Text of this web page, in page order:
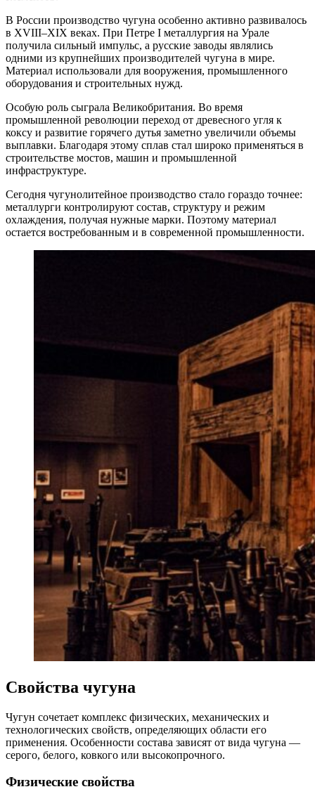
В России производство чугуна особенно активно развивалось
в XVIII–XIX веках. При Петре I металлургия на Урале
получила сильный импульс, а русские заводы являлись
одними из крупнейших производителей чугуна в мире.
Материал использовали для вооружения, промышленного
оборудования и строительных нужд.
Особую роль сыграла Великобритания. Во время
промышленной революции переход от древесного угля к
коксу и развитие горячего дутья заметно увеличили объемы
выплавки. Благодаря этому сплав стал широко применяться в
строительстве мостов, машин и промышленной
инфраструктуре.
Сегодня чугунолитейное производство стало гораздо точнее:
металлурги контролируют состав, структуру и режим
охлаждения, получая нужные марки. Поэтому материал
остается востребованным и в современной промышленности.
Свойства чугуна
Чугун сочетает комплекс физических, механических и
технологических свойств, определяющих области его
применения. Особенности состава зависят от вида чугуна —
серого, белого, ковкого или высокопрочного.
Физические свойства